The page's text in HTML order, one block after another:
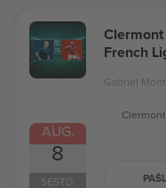
AUG.
8
SESTD.
French
Gabriel